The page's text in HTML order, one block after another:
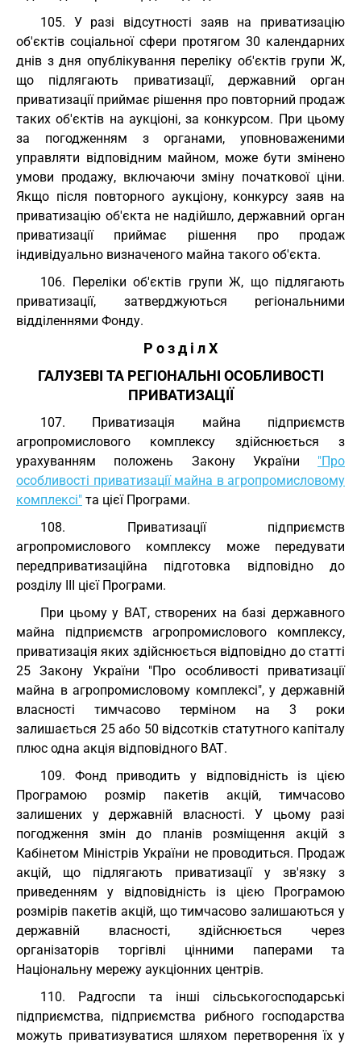
105. У разі відсутності заяв на приватизацію
об'єктів соціальної сфери протягом 30 календарних
днів з дня опублікування переліку об'єктів групи Ж,
що підлягають приватизації, державний орган
приватизації приймає рішення про повторний продаж
таких об'єктів на аукціоні, за конкурсом. При цьому
за погодженням з органами, уповноваженими
управляти відповідним майном, може бути змінено
умови продажу, включаючи зміну початкової ціни.
Якщо після повторного аукціону, конкурсу заяв на
приватизацію об'єкта не надійшло, державний орган
приватизації приймає рішення про продаж
індивідуально визначеного майна такого об'єкта.
106. Переліки об'єктів групи Ж, що підлягають
приватизації, затверджуються регіональними
відділеннями Фонду.
Р о з д і л X
ГАЛУЗЕВІ ТА РЕГІОНАЛЬНІ ОСОБЛИВОСТІ
ПРИВАТИЗАЦІЇ
107. Приватизація майна підприємств
агропромислового комплексу здійснюється з
урахуванням положень Закону України "Про
особливості приватизації майна в агропромисловому
комплексі" та цієї Програми.
108. Приватизації підприємств
агропромислового комплексу може передувати
передприватизаційна підготовка відповідно до
розділу III цієї Програми.
При цьому у ВАТ, створених на базі державного
майна підприємств агропромислового комплексу,
приватизація яких здійснюється відповідно до статті
25 Закону України "Про особливості приватизації
майна в агропромисловому комплексі", у державній
власності тимчасово терміном на 3 роки
залишається 25 або 50 відсотків статутного капіталу
плюс одна акція відповідного ВАТ.
109. Фонд приводить у відповідність із цією
Програмою розмір пакетів акцій, тимчасово
залишених у державній власності. У цьому разі
погодження змін до планів розміщення акцій з
Кабінетом Міністрів України не проводиться. Продаж
акцій, що підлягають приватизації у зв'язку з
приведенням у відповідність із цією Програмою
розмірів пакетів акцій, що тимчасово залишаються у
державній власності, здійснюється через
організаторів торгівлі цінними паперами та
Національну мережу аукціонних центрів.
110. Радгоспи та інші сільськогосподарські
підприємства, підприємства рибного господарства
можуть приватизуватися шляхом перетворення їх у